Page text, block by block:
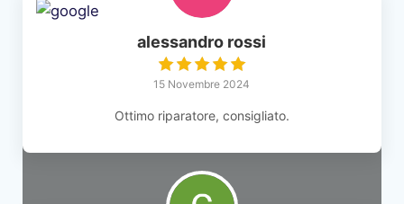
alessandro rossi
15 Novembre 2024
Ottimo riparatore, consigliato.